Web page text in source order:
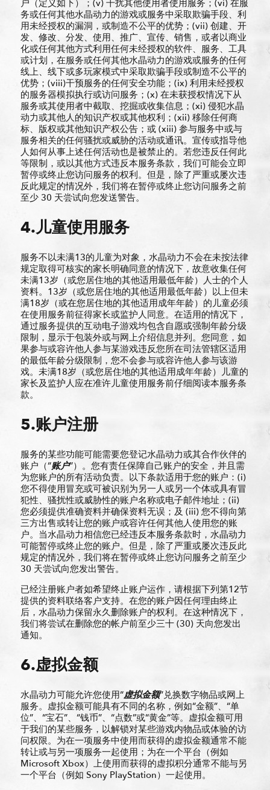
户（定义如下）；(v) 干扰其他使用者使用服务；(vi) 在服
务或任何其他水晶动力的游戏或服务中采取欺骗手段、利
用未经授权的漏洞，或制造不公平的优势；(vii) 创建、开
发、修改、分发、使用、推广、宣传、销售，或者以商业
化或任何其他方式利用任何未经授权的软件、服务、工具
或计划，在服务或任何其他水晶动力的游戏或服务的任何
线上、线下或多玩家模式中采取欺骗手段或制造不公平的
优势；(viii)干预服务的任何安全功能；(ix) 利用未经授权
的服务器模拟执行或访问服务；(x) 在未获授权情况下从
服务或其使用者中截取、挖掘或收集信息；(xi) 侵犯水晶
动力或其他人的知识产权或其他权利；(xii) 移除任何商
标、版权或其他知识产权公告；或 (xiii) 参与服务中或与
服务相关的任何骚扰或威胁的活动或通讯。宣传或指导他
人如何从事上述任何活动也是被禁止的。若您违反任何此
等限制，或以其他方式违反本服务条款，我们可能会立即
暂停或终止您访问服务的权利。但是，除了严重或屡次违
反此规定的情况外，我们将在暂停或终止您访问服务之前
至少 30 天尝试向您发送警告。
4.儿童使用服务
服务不以未满13的儿童为对象，水晶动力不会在未按法律
规定取得可核实的家长明确同意的情况下，故意收集任何
未满13岁（或您居住地的其他适用最低年龄）人士的个人
资料。13岁（或您居住地的其他适用最低年龄）以上但未
满18岁（或在您居住地的其他适用成年年龄）的儿童必须
在使用服务前征得家长或监护人同意。在适用的情况下，
通过服务提供的互动电子游戏均包含自愿或强制年龄分级
限制，显示于包装外或与网上介绍信息并列。您同意，如
果参与或容许他人参与某游戏违反您所在司法管辖区适用
的最低年龄分级限制，您不会参与或容许他人参与该游
戏。未满18岁（或您居住地的其他适用成年年龄）儿童的
家长及监护人应在准许儿童使用服务前仔细阅读本服务条
款。
5.账户注册
服务的某些功能可能需要您登记水晶动力或其合作伙伴的
账户（“账户”）。您有责任保障自己账户的安全，并且需
为您账户的所有活动负责。以下条款适用于您的账户：(i)
您不得使用冒充或可被识别为另一人或另一个体或具有冒
犯性、骚扰性或威胁性的账户名称或电子邮件地址；(ii)
您必须提供准确资料并确保资料无误；及 (iii) 您不得向第
三方出售或转让您的账户或容许任何其他人使用您的账
户。当水晶动力相信您已经违反本服务条款时，水晶动力
可能暂停或终止您的账户。但是，除了严重或屡次违反此
规定的情况外，我们将在暂停或终止您访问服务之前至少
30 天尝试向您发出警告。
已经注册账户者如希望终止账户运作，请根据下列第12节
提供的资料联络客户支持。在您的账户因任何理由终止
后，水晶动力保留永久删除账户的权利。在这种情况下，
我们将尝试在删除您的帐户前至少三十 (30) 天向您发出
通知。
6.虚拟金额
水晶动力可能允许您使用“虚拟金额”兑换数字物品或网上
服务。虚拟金额可能具有不同的名称，例如“金额”、“单
位”、“宝石”、“钱币”、“点数”或“黄金”等。虚拟金额可用
于我们的某些服务，以解锁对某些游戏内物品或体验的访
问权限。为在一项服务中使用而获得的虚拟金额通常不能
转让或与另一项服务一起使用；为在一个平台（例如
Microsoft Xbox）上使用而获得的虚拟积分通常不能与另
一个平台（例如 Sony PlayStation）一起使用。